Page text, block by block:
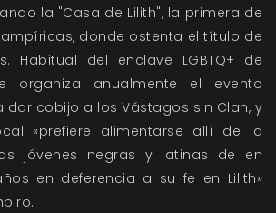
la "Casa de Lilith", la primera de
donde ostenta el título de
Habitual del enclave LGBTQ+ de
organiza anualmente el evento
dar cobijo a los Vástagos sin Clan, y
«prefiere alimentarse allí de la
jóvenes negras y latinas de en
en deferencia a su fe en Lilith»